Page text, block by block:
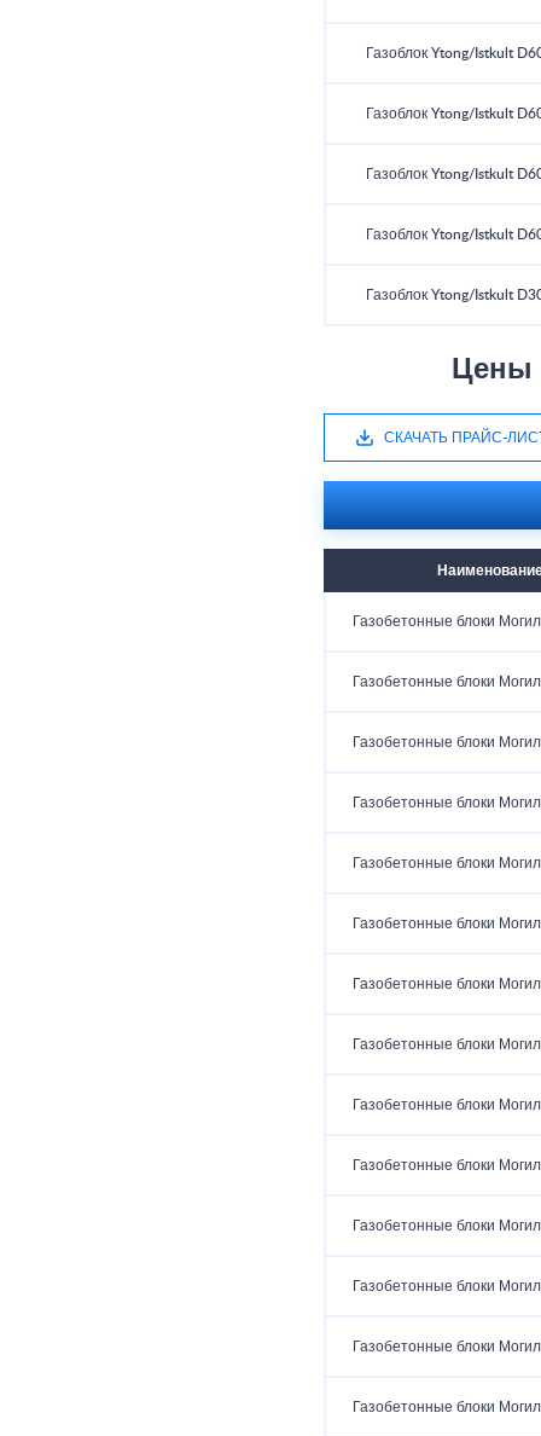
Газоблок Ytong/Istkult
Газоблок Ytong/Istkult
Газоблок Ytong/Istkult
Газоблок Ytong/Istkult
Газоблок Ytong/Istkult
Цены
СКАЧАТЬ ПРАЙС-
Газобетонные блоки
Газобетонные блоки
Газобетонные блоки
Газобетонные блоки
Газобетонные блоки
Газобетонные блоки
Газобетонные блоки
Газобетонные блоки
Газобетонные блоки
Газобетонные блоки
Газобетонные блоки
Газобетонные блоки
Газобетонные блоки
Газобетонные блоки